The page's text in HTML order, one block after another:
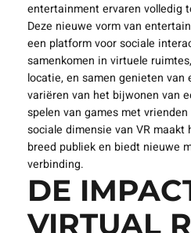
van entertainment die verder
film. Het biedt unieke
manieren aanspreken die
Van interactieve verhalen tot
VR heeft het potentieel om de
entertainment ervaren volledig
Deze nieuwe vorm van
een platform voor sociale
samenkomen in virtuele
locatie, en samen genieten van
variëren van het bijwonen van
spelen van games met vrienden
sociale dimensie van VR maakt